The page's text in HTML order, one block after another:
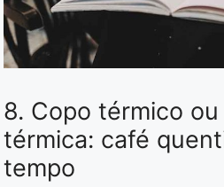
8. Copo térmico
térmica: café
tempo